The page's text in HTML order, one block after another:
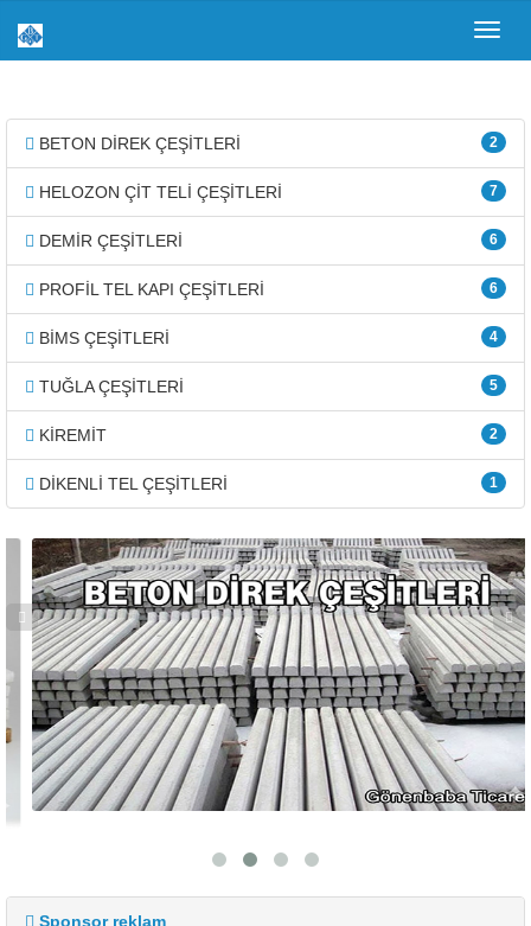
2
BETON DİREK ÇEŞİTLERİ
7
HELOZON ÇİT TELİ ÇEŞİTLERİ
6
DEMİR ÇEŞİTLERİ
6
PROFİL TEL KAPI ÇEŞİTLERİ
4
BİMS ÇEŞİTLERİ
5
TUĞLA ÇEŞİTLERİ
2
KİREMİT
1
DİKENLİ TEL ÇEŞİTLERİ
Sponsor reklam